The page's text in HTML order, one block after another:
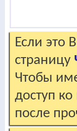
Если это
страницу
Чтобы
доступ
после